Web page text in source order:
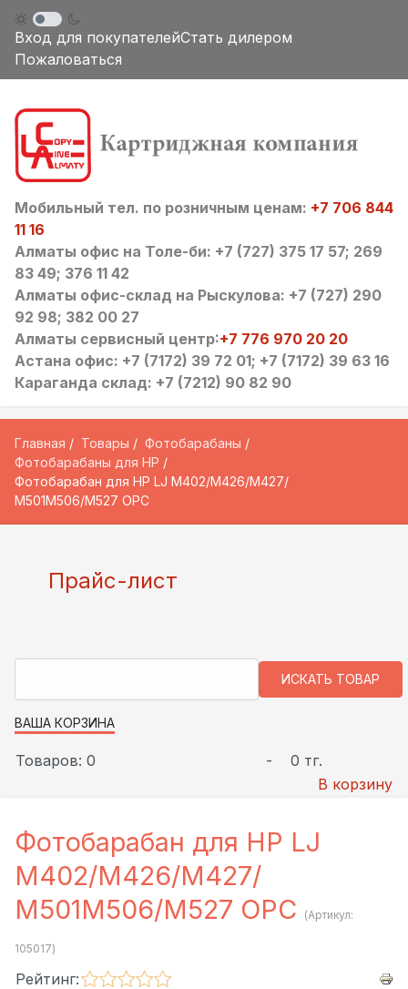
Вход для покупателейСтать дилером
Пожаловаться
Мобильный тел. по розничным ценам: +7 706 844
11 16
Алматы офис на Толе-би: +7 (727) 375 17 57; 269
83 49; 376 11 42
Алматы офис-склад на Рыскулова: +7 (727) 290
92 98; 382 00 27
Алматы сервисный центр:+7 776 970 20 20
Астана офис: +7 (7172) 39 72 01; +7 (7172) 39 63 16
Караганда склад: +7 (7212) 90 82 90
Главная Товары
Фотобарабаны
Фотобарабаны для HP
Фотобарабан для HP LJ M402/M426/M427/
M501M506/M527 OPC
Прайс-лист
ВАША КОРЗИНА
Товаров: 0 -
0 тг.
В корзину
Фотобарабан для HP LJ
M402/M426/M427/
M501M506/M527 OPC
(Артикул:
105017)
Рейтинг: